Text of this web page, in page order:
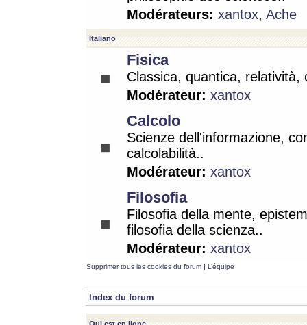
Modérateurs: xantox, Ache
Italiano
Fisica
Classica, quantica, relatività,
Modérateur: xantox
Calcolo
Scienze dell'informazione,
calcolabilità..
Modérateur: xantox
Filosofia
Filosofia della mente,
filosofia della scienza..
Modérateur: xantox
Supprimer tous les cookies du forum | L’équipe
Index du forum